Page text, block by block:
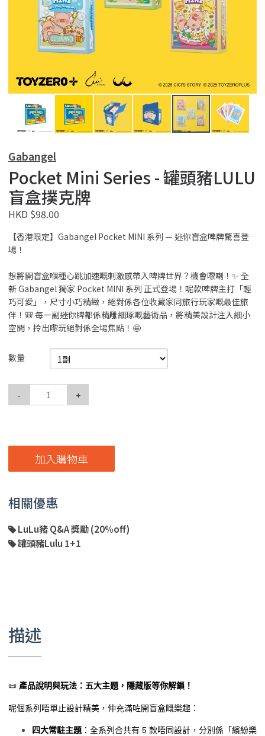
Gabangel
Pocket Mini Series - 罐頭豬LULU
盲盒撲克牌
HKD $98.00
【香港限定】Gabangel Pocket MINI 系列 — 迷你盲盒啤牌驚喜登
場！
想將開盲盒嗰種心跳加速嘅刺激感帶入啤牌世界？機會嚟喇！✨ 全
新 Gabangel 獨家 Pocket MINI 系列 正式登場！呢款啤牌主打「輕
巧可愛」，尺寸小巧精緻，絕對係各位收藏家同旅行玩家嘅最佳旅
伴！🎒 每一副迷你牌都係精雕細琢嘅藝術品，將精美設計注入細小
空間，拎出嚟玩絕對係全場焦點！🤩
數量
- +
加入購物車
相關優惠
LuLu豬 Q&A 獎勵 (20%off)
罐頭豬Lulu 1+1
描述
📜 產品說明與玩法：五大主題，隱藏版等你解鎖！
呢個系列唔單止設計精美，仲充滿咗開盲盒嘅樂趣：
四大常駐主題 ：全系列合共有 5 款唔同設計，分別係「繽紛樂